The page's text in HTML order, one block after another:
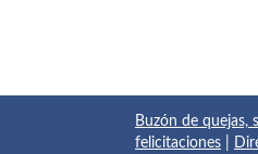
Buzón de quejas,
felicitaciones